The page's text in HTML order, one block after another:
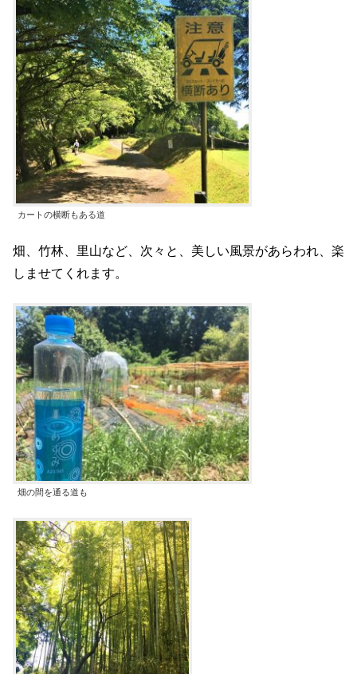
カートの横断もある道
畑、竹林、里山など、次々と、美しい風景があらわれ、楽
しませてくれます。
畑の間を通る道も